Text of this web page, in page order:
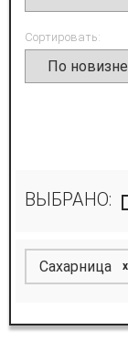
Сортировать:
ВЫБРАНО:
Сахарница x